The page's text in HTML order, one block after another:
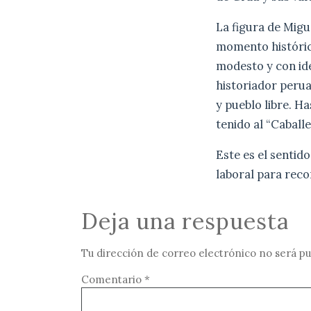
La figura de
momento
modesto y con
historiador
y pueblo libre.
tenido al
Este es el
laboral para
Deja una respuesta
Tu dirección de correo electrónico no será
Comentario *